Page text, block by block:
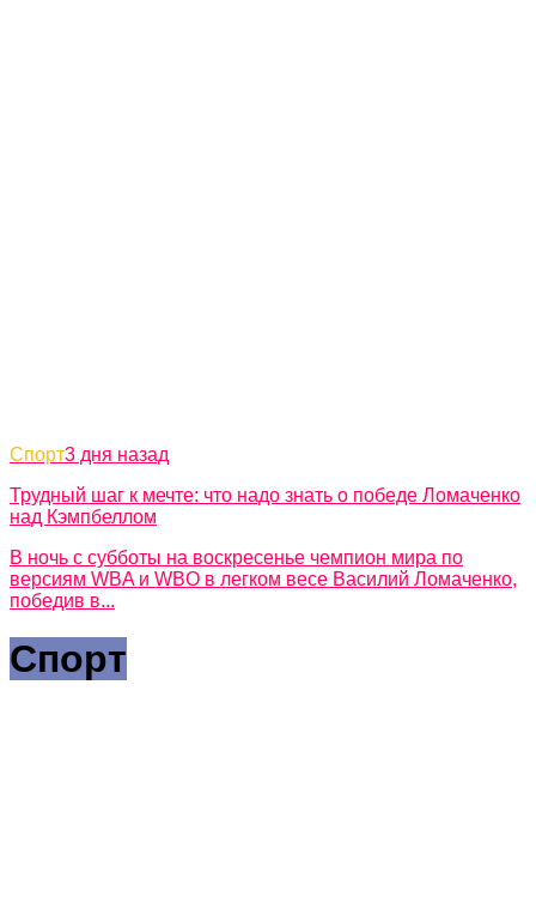
Спорт3 дня назад
Трудный шаг к мечте: что надо знать о победе Ломаченко
над Кэмпбеллом
В ночь с субботы на воскресенье чемпион мира по
версиям WBA и WВO в легком весе Василий Ломаченко,
победив в...
Спорт